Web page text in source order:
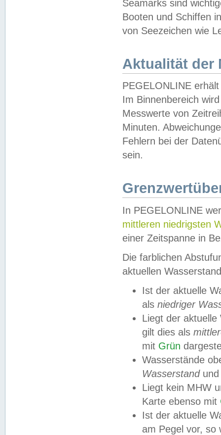
Seamarks sind
Booten und Schiffen
von Seezeichen wie
Aktualität der
PEGELONLINE
Im Binnenbereich
Messwerte von
Minuten.
Fehlern bei der
sein.
In PEGELONLINE
mittleren niedrigsten
einer Zeitspanne in
Die farblichen
aktuellen
Ist der aktuelle
als niedriger
Liegt der
gilt dies als
mit Grün
Wasserstände
Wasserstandund
Liegt kein MHW
Karte ebenso mit
Ist der aktuelle
am Pegel vor,